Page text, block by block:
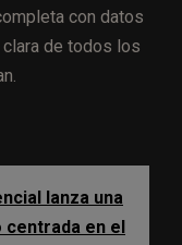
con datos
de todos los
lanza una
centrada en el